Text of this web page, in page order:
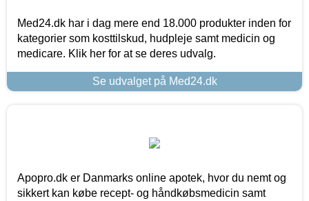
Med24.dk har i dag mere end 18.000 produkter inden for
kategorier som kosttilskud, hudpleje samt medicin og
medicare. Klik her for at se deres udvalg.
Se udvalget på Med24.dk
Apopro.dk er Danmarks online apotek, hvor du nemt og
sikkert kan købe recept- og håndkøbsmedicin samt